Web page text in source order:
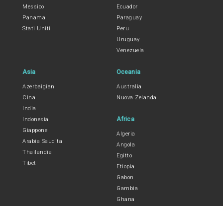
Messico
Panama
Stati Uniti
Ecuador
Paraguay
Peru
Uruguay
Venezuela
Asia
Azerbaigian
Cina
India
Indonesia
Giappone
Arabia Saudita
Thailandia
Tibet
Oceania
Australia
Nuova Zelanda
Africa
Algeria
Angola
Egitto
Etiopia
Gabon
Gambia
Ghana